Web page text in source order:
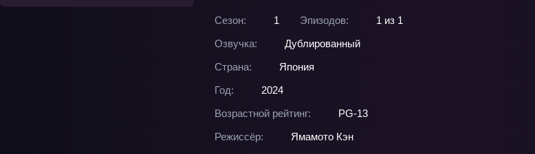
Сезон: 1 Эпизодов:
1 из 1
Озвучка:
Дублированный
Страна:
Япония
Год:
2024
Возрастной рейтинг:
PG-13
Режиссёр:
Ямамото Кэн